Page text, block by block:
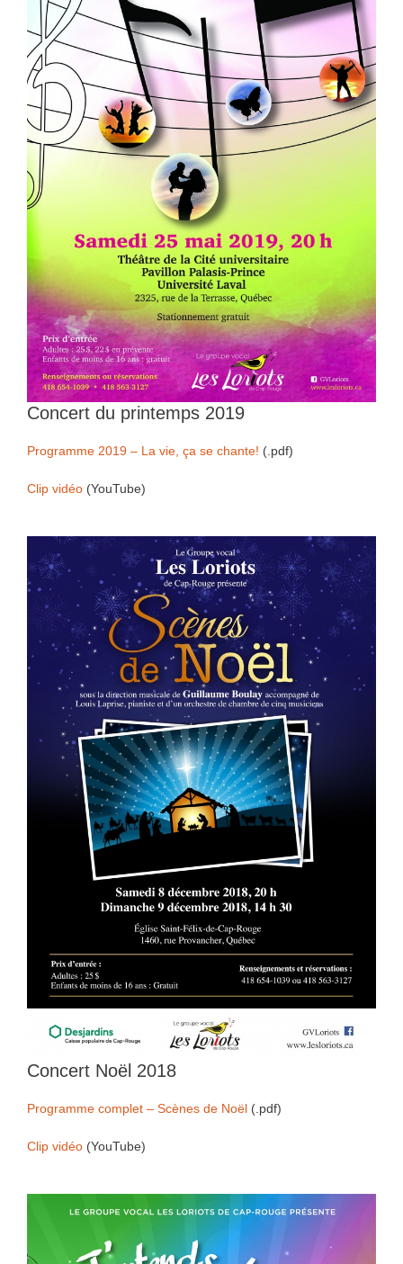
Concert du printemps 2019
Programme 2019 – La vie, ça se chante! (.pdf)
Clip vidéo (YouTube)
Concert Noël 2018
Programme complet – Scènes de Noël (.pdf)
Clip vidéo (YouTube)